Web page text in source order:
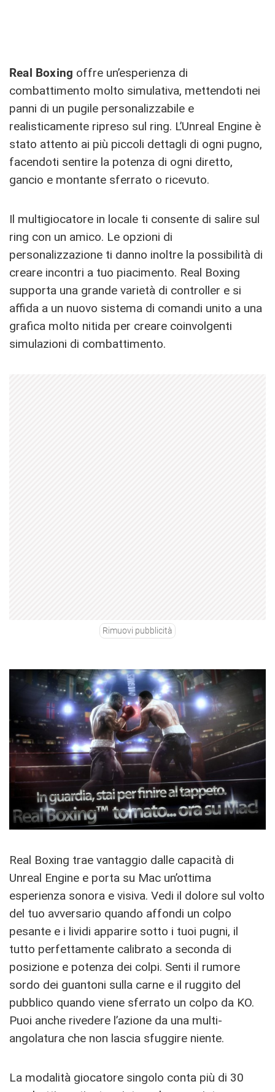
Real Boxing offre un’esperienza di
combattimento molto simulativa, mettendoti nei
panni di un pugile personalizzabile e
realisticamente ripreso sul ring. L’Unreal Engine è
stato attento ai più piccoli dettagli di ogni pugno,
facendoti sentire la potenza di ogni diretto,
gancio e montante sferrato o ricevuto.
Il multigiocatore in locale ti consente di salire sul
ring con un amico. Le opzioni di
personalizzazione ti danno inoltre la possibilità di
creare incontri a tuo piacimento. Real Boxing
supporta una grande varietà di controller e si
affida a un nuovo sistema di comandi unito a una
grafica molto nitida per creare coinvolgenti
simulazioni di combattimento.
Rimuovi pubblicità
Real Boxing trae vantaggio dalle capacità di
Unreal Engine e porta su Mac un’ottima
esperienza sonora e visiva. Vedi il dolore sul volto
del tuo avversario quando affondi un colpo
pesante e i lividi apparire sotto i tuoi pugni, il
tutto perfettamente calibrato a seconda di
posizione e potenza dei colpi. Senti il rumore
sordo dei guantoni sulla carne e il ruggito del
pubblico quando viene sferrato un colpo da KO.
Puoi anche rivedere l’azione da una multi-
angolatura che non lascia sfuggire niente.
La modalità giocatore singolo conta più di 30